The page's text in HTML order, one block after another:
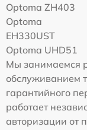
Optoma ZH403
Optoma
EH330UST
Optoma UHD51
Мы занимаемся
обслуживанием
гарантийного
работает
авторизации от